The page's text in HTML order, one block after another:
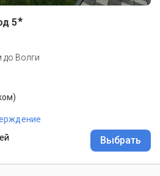
5★
до Волги
Выбрать